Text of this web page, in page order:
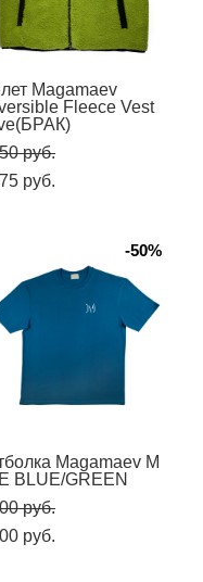
Magamaev
Fleece Vest
pуб.
pуб.
-50%
Magamaev М
BLUE/GREEN
pуб.
pуб.